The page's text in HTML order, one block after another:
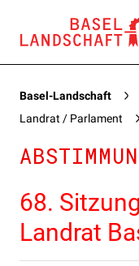
Basel-Landschaft
Landrat / Parlament